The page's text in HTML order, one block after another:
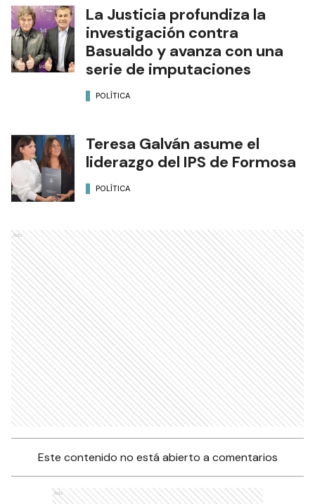
La Justicia profundiza la
investigación contra
Basualdo y avanza con una
serie de imputaciones
POLÍTICA
Teresa Galván asume el
liderazgo del IPS de Formosa
POLÍTICA
Ads
Este contenido no está abierto a comentarios
Ads